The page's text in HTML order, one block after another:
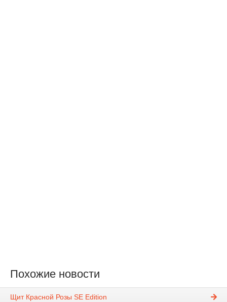
Похожие новости
Щит Красной Розы SE Edition